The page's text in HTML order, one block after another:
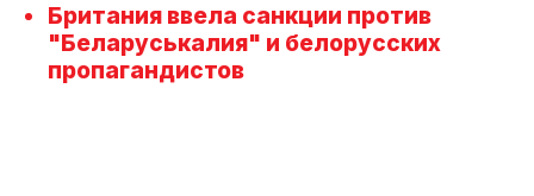
Британия ввела санкции против
"Беларуськалия" и белорусских
пропагандистов